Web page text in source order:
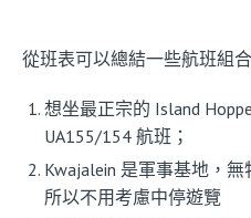
從班表可以總結一些航班組合
想坐最正宗的 Island
UA155/154 航班；
Kwajalein 是軍事基地，
所以不用考慮中停遊覽